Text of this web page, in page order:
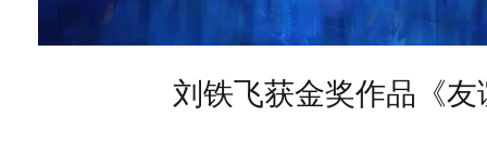
刘铁飞获金奖作品《友